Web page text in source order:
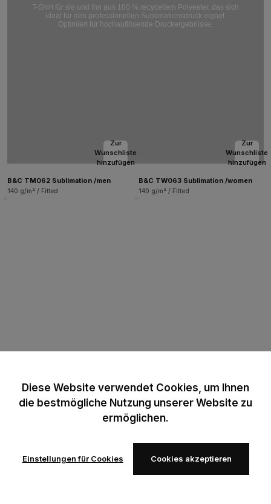
T-Shirt für sie und ihn aus 100 % recyceltem Polyester, das sich
ideal für den professionellen Sublimationsdruck eignet.
Optimiert für hochauflösende Druckergebnisse.
Zur
Wunschliste
hinzufügen
B&C TM062 Sublimation /men
140 g/m² / Fitted
Zur
Wunschliste
hinzufügen
B&C TW063 Sublimation /women
140 g/m² / Fitted
Diese Website verwendet Cookies, um Ihnen
die bestmögliche Nutzung unserer Website zu
ermöglichen.
Einstellungen für Cookies Cookies akzeptieren